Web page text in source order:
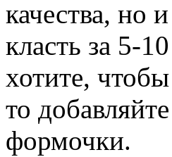
качества, но
класть за 5-
хотите,
то
формочки.